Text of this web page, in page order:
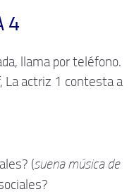
4
llama por teléfono.
La actriz 1 contesta a
(suena música de